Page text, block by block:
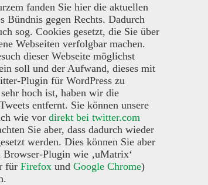
fanden Sie hier die aktuellen
Bündnis gegen Rechts. Dadurch
sog. Cookies gesetzt, die Sie über
Webseiten verfolgbar machen.
dieser Webseite möglichst
soll und der Aufwand, dieses mit
Plugin für WordPress zu
hoch ist, haben wir die
entfernt. Sie können unsere
wie vordirekt bei twitter.com
Sie aber, dass dadurch wieder
werden. Dies können Sie aber
Browser-Plugin wie ‚uMatrix‘
fürFirefox undGoogle Chrome)